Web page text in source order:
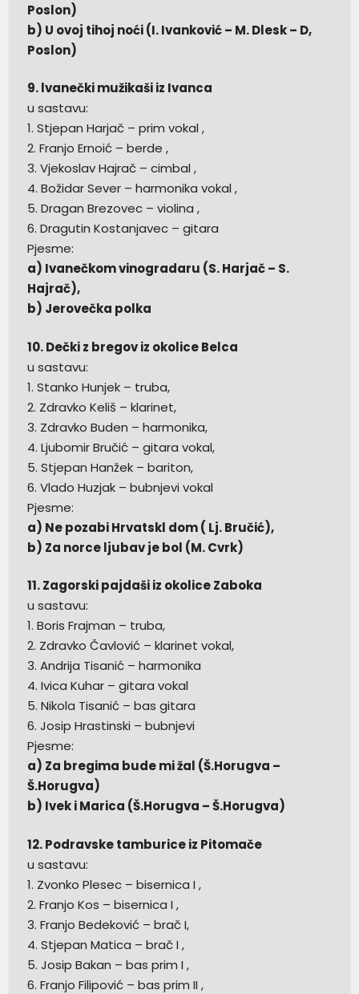
Poslon)
b) U ovoj tihoj noći (I. Ivanković – M. Dlesk – D,
Poslon)
9. lvanečki mužikaši iz Ivanca
u sastavu:
1. Stjepan Harjač – prim vokal ,
2. Franjo Ernoić – berde ,
3. Vjekoslav Hajrač – cimbal ,
4. Božidar Sever – harmonika vokal ,
5. Dragan Brezovec – violina ,
6. Dragutin Kostanjavec – gitara
Pjesme:
a) Ivanečkom vinogradaru (S. Harjač – S.
Hajrač),
b) Jerovečka polka
10. Dečki z bregov iz okolice Belca
u sastavu:
1. Stanko Hunjek – truba,
2. Zdravko Keliš – klarinet,
3. Zdravko Buden – harmonika,
4. Ljubomir Bručić – gitara vokal,
5. Stjepan Hanžek – bariton,
6. Vlado Huzjak – bubnjevi vokal
Pjesme:
a) Ne pozabi Hrvatskl dom ( Lj. Bručić),
b) Za norce ljubav je bol (M. Cvrk)
11. Zagorski pajdaši iz okolice Zaboka
u sastavu:
1. Boris Frajman – truba,
2. Zdravko Čavlović – klarinet vokal,
3. Andrija Tisanić – harmonika
4. Ivica Kuhar – gitara vokal
5. Nikola Tisanić – bas gitara
6. Josip Hrastinski – bubnjevi
Pjesme:
a) Za bregima bude mi žal (Š.Horugva –
Š.Horugva)
b) Ivek i Marica (Š.Horugva – Š.Horugva)
12. Podravske tamburice iz Pitomače
u sastavu:
1. Zvonko Plesec – bisernica I ,
2. Franjo Kos – bisernica I ,
3. Franjo Bedeković – brač I,
4. Stjepan Matica – brač I ,
5. Josip Bakan – bas prim I ,
6. Franjo Filipović – bas prim II ,